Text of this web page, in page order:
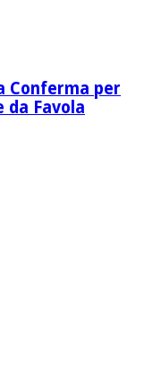
Conferma per
da Favola